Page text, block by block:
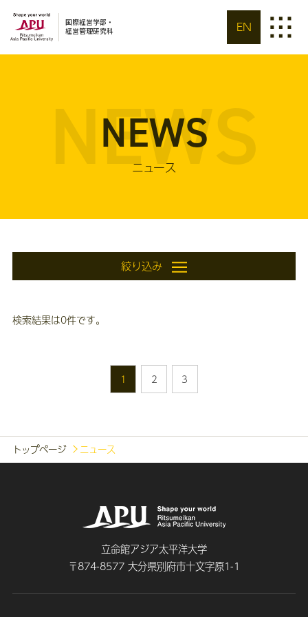
国際経営学部・
経営管理研究科
EN
NEWS
NEWS
ニュース
絞り込み
検索結果は0件です。
1 2 3
トップページ ニュース
立命館アジア太平洋大学
〒874-8577 大分県別府市十文字原1-1